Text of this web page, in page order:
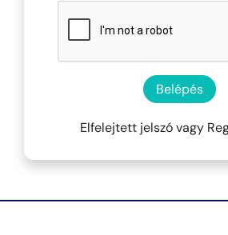
Belépés
Elfelejtett jelszóvagy